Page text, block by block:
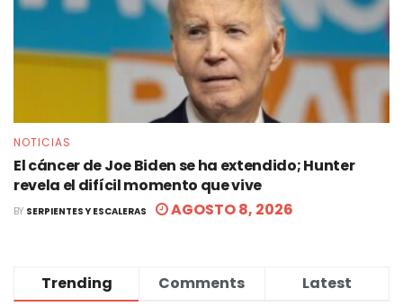
NOTICIAS
El cáncer de Joe Biden se ha extendido; Hunter
revela el difícil momento que vive
BY SERPIENTES Y ESCALERAS AGOSTO 8, 2026
Trending Comments Latest